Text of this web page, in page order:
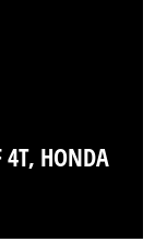
4T, HONDA